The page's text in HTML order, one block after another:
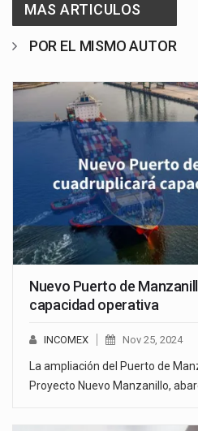
MAS ARTICULOS
POR EL MISMO AUTOR
Nuevo Puerto de
capacidad operativa
INCOMEX Nov 25, 2024
La ampliación del Puerto de
Proyecto Nuevo Manzanillo,